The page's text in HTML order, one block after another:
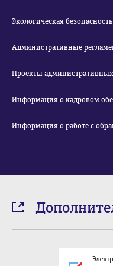
Экологическая безопасность
Административные
Проекты
Информация о кадровом
Информация о работе с